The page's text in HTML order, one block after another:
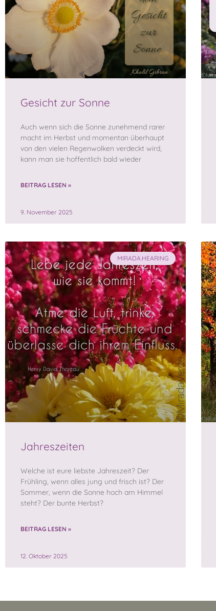
Gesicht zur Sonne
Auch wenn sich die Sonne zunehmend rarer
macht im Herbst und momentan überhaupt
von den vielen Regenwolken verdeckt wird,
kann man sie hoffentlich bald wieder
BEITRAG LESEN »
9. November 2025
MIRADA.HEARING
Jahreszeiten
Welche ist eure liebste Jahreszeit? Der
Frühling, wenn alles jung und frisch ist? Der
Sommer, wenn die Sonne hoch am Himmel
steht? Der bunte Herbst?
BEITRAG LESEN »
12. Oktober 2025